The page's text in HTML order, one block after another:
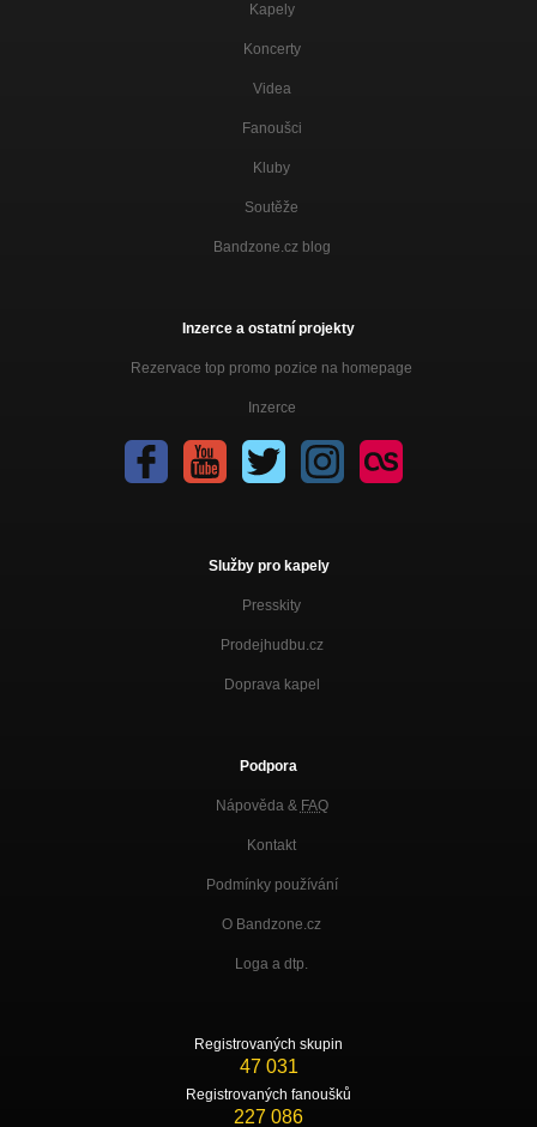
Kapely
Koncerty
Videa
Fanoušci
Kluby
Soutěže
Bandzone.cz blog
Inzerce a ostatní projekty
Rezervace top promo pozice na homepage
Inzerce
Služby pro kapely
Presskity
Prodejhudbu.cz
Doprava kapel
Podpora
Nápověda & FAQ
Kontakt
Podmínky používání
O Bandzone.cz
Loga a dtp.
Registrovaných skupin
47 031
Registrovaných fanoušků
227 086